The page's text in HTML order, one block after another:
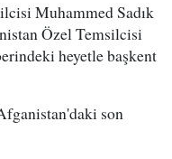
Muhammed Sadık
Özel Temsilcisi
heyetle başkent
son